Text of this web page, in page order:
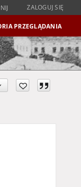
ZALOGUJ SIĘ
PRZEGLĄDANIA